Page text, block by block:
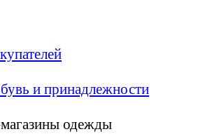
и принадлежности
одежды